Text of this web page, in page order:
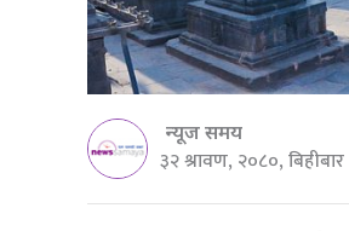
न्यूज समय
३२ श्रावण, २०८०,